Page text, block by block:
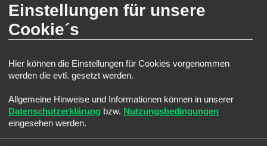
Verfasst in
Smaltalk
Neu auf meinem Tisch ...
Letzter Beitrag von
Verfasst inSmaltalk
Letzter Beitrag vonRalph«Sa 25. Jun 2022, 08:45
Verfasst inSmaltalk
Letzter Beitrag von Ralph «Sa 25. Jun 2022, 08:30
Verfasst inSpiele & Co.
Umbauwagen ROCO
Letzter Beitrag von
Einstellungen für unsere
Cookie´s
Hier können die Einstellungen für Cookies vorgenommen
werden die evtl. gesetzt werden.
Allgemeine Hinweise und Informationen können in unserer
Datenschutzerklärung bzw. Nutzungsbedingungen
eingesehen werden.